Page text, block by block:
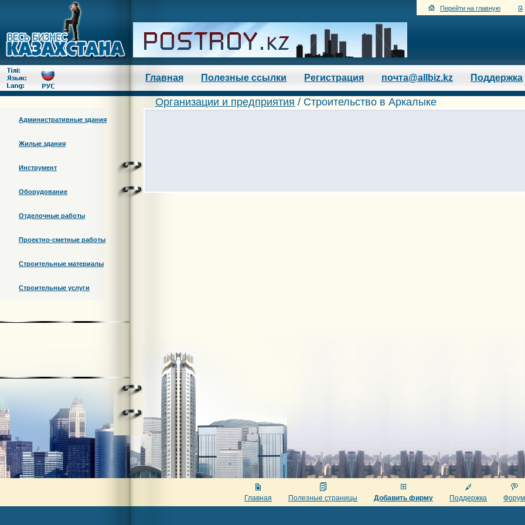
Перейти на главную
Главная Полезные ссылки Регистрация почта@allbiz.kz Поддержка
Административные здания
Жилые здания
Инструмент
Оборудование
Отделочные работы
Проектно-сметные работы
Строительные материалы
Строительные услуги
Организации и предприятия / Строительство в Аркалыке
Главная Полезные страницы Добавить фирму Поддержка Форум